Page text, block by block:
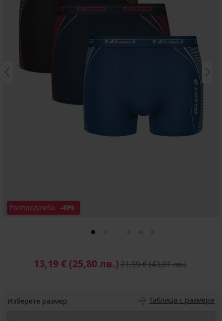
Разпродажба -40%
13,19 € (25,80 лв.)21,99 €(43,01 лв.)
Изберете размер Таблица с размери